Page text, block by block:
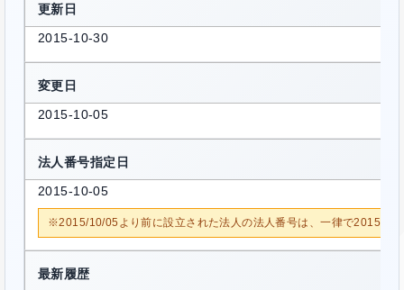
更新日
2015-10-30
変更日
2015-10-05
法人番号指定日
2015-10-05
※2015/10/05より前に設立された法人の法人番号は、一律で2015/10/
最新履歴